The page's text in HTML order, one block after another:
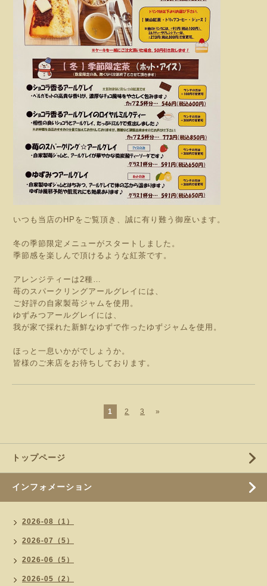
いつも当店のHPをご覧頂き、誠に有り難う御座います。
冬の季節限定メニューがスタートしました。
季節感を楽しんで頂けるような紅茶です。
アレンジティーは2種…
苺のスパークリングアールグレイには、
ご好評の自家製苺ジャムを使用。
ゆずみつアールグレイには、
我が家で採れた新鮮なゆずで作ったゆずジャムを使用。
ほっと一息いかがでしょうか。
皆様のご来店をお待ちしております。
1 2 3 »
トップページ
インフォメーション
2026-08（1）
2026-07（5）
2026-06（5）
2026-05（2）